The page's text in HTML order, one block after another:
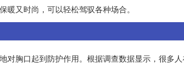
又时尚，可以轻松驾驭各种场合。
对胸口起到防护作用。根据调查数据显示，很多